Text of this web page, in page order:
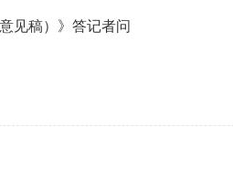
见稿）》答记者问